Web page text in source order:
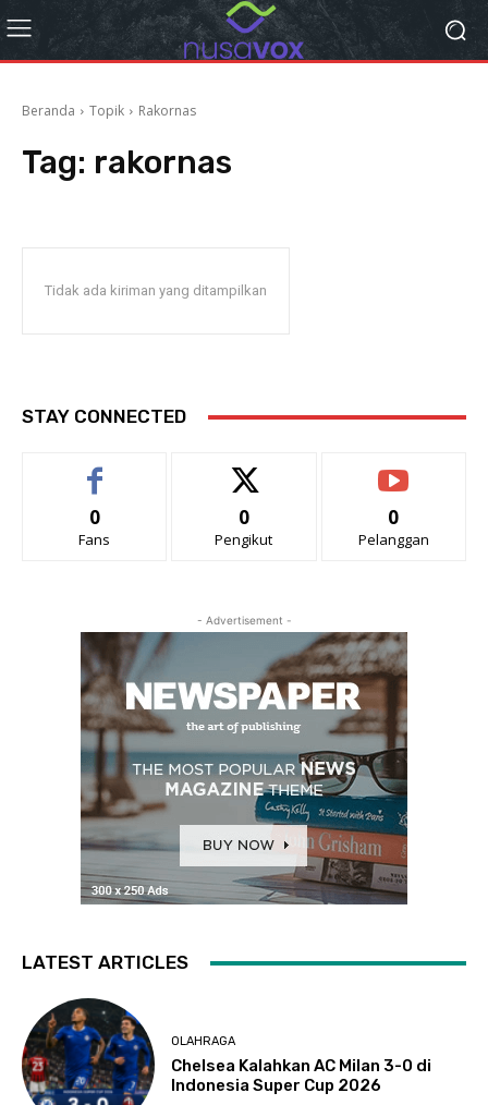
Beranda Topik Rakornas
Tag: rakornas
Tidak ada kiriman yang ditampilkan
STAY CONNECTED
0
Fans
0
Pengikut
0
Pelanggan
- Advertisement -
LATEST ARTICLES
OLAHRAGA
Chelsea Kalahkan AC Milan 3-0 di
Indonesia Super Cup 2026